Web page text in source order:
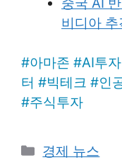
비디아
#아마존 #AI투자
터 #빅테크 #인
#주식투자
Categories
경제 뉴스